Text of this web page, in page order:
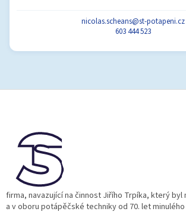
nicolas.scheans@st-potapeni.cz
603 444 523
firma, navazující na činnost Jiřího Trpíka, který byl
a v oboru potápěčské techniky od 70. let